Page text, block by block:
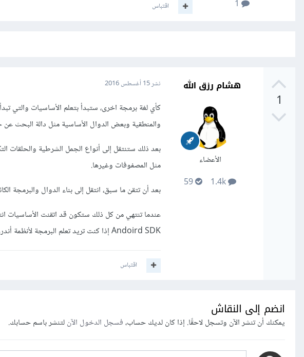
اقتباس
1
هشام رزق الله
الأعضاء
نشر15 أغسطس 2016
كأي لغة برمجة اخرى، ستبدأ بتعلم الأساسيات والتي
والمنطقية وبعض الدوال الأساسية مثل دالة البحث
بعد ذلك ستنتقل إلى أنواع الجمل الشرطية والحلقات
مثل المصفوفات وغيرها.
بعد أن تتقن ما سبق، انتقل إلى بناء الدوال والبرمجة
عندما تنتهي من كل ذلك ستكون قد اتقنت الأساسيات
Andoird SDK إذا كنت تريد تعلم البرمجة لأنظمة أندرويد...
اقتباس
انضم إلى النقاش
يمكنك أن تنشر الآن وتسجل لاحقًا. إذا كان لديك حساب،فسجل الدخول الآنلتنشر باسم حسابك.